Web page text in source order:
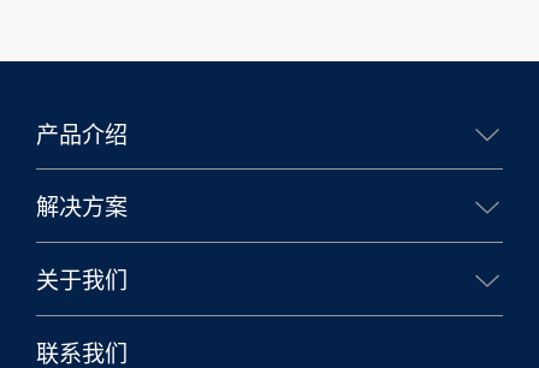
产品介绍
解决方案
关于我们
联系我们